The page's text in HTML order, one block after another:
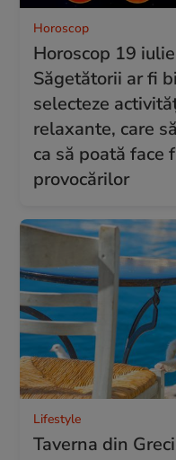
Horoscop
Horoscop 19
Săgetătorii ar fi
selecteze
relaxante, care
ca să poată face
provocărilor
Lifestyle
Taverna din